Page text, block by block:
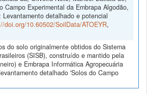
Campo Experimental da Embrapa Algodão,
Levantamento detalhado e potencial
doi.org/10.60502/SoilData/ATOEYR,
do solo originalmente obtidos do Sistema
(SISB), construído e mantido pela
e Embrapa Informática Agropecuária
detalhado 'Solos do Campo